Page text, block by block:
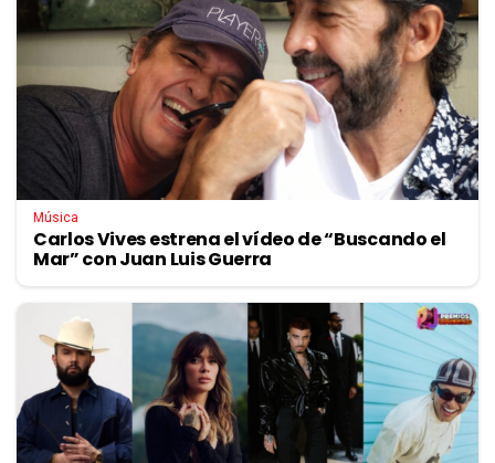
Música
Carlos Vives estrena el vídeo de “Buscando el
Mar” con Juan Luis Guerra